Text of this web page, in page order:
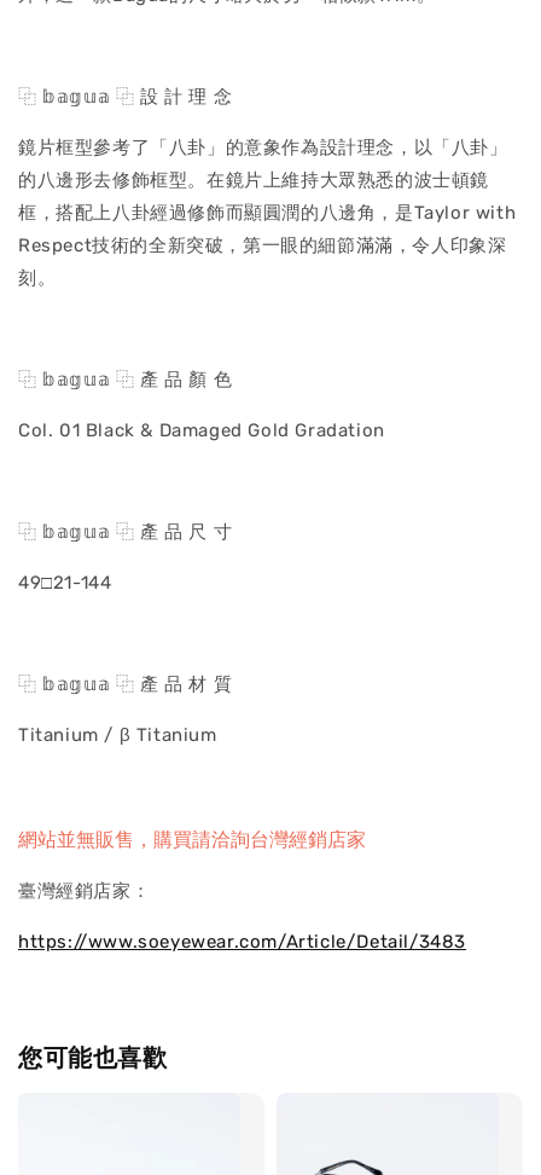
⿻ 𝕓𝕒𝕘𝕦𝕒 ⿻ 設 計 理 念
鏡片框型參考了「八卦」的意象作為設計理念，以「八卦」
的八邊形去修飾框型。在鏡片上維持大眾熟悉的波士頓鏡
框，搭配上八卦經過修飾而顯圓潤的八邊角，是Taylor with
Respect技術的全新突破，第一眼的細節滿滿，令人印象深
刻。
⿻ 𝕓𝕒𝕘𝕦𝕒 ⿻ 產 品 顏 色
Col. 01 Black & Damaged Gold Gradation
⿻ 𝕓𝕒𝕘𝕦𝕒 ⿻ 產 品 尺 寸
49□21-144
⿻ 𝕓𝕒𝕘𝕦𝕒 ⿻ 產 品 材 質
Titanium / β Titanium
網站並無販售，購買請洽詢台灣經銷店家
臺灣經銷店家：
https://www.soeyewear.com/Article/Detail/3483
您可能也喜歡